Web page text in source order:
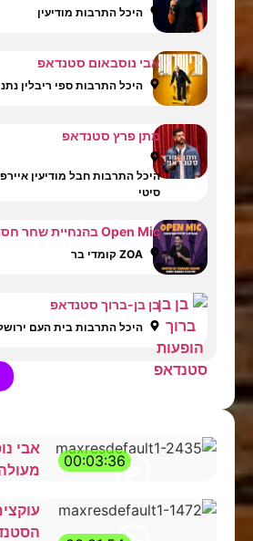
היכל התרבות מודיעין
אבי נוסבאום סטנדאפ
היכל התרבות ספי ריבלין
מתן פרץ סטנדאפ
היכל התרבות חבל מודיעין
סיטי
Open Mic בהנחיית שחר חסון
ZOA קומדי בר
בן בן-ברוך סטנדאפ
היכל התרבות בית העם
00:03:36
אבי